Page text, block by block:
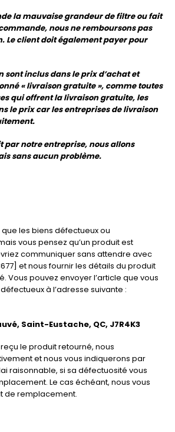
la mauvaise grandeur de filtre ou fait
nous ne remboursons pas
Le client doit également payer pour
sont inclus dans le prix d’achat et
« livraison gratuite », comme toutes
qui offrent la livraison gratuite, les
le prix car les entreprises de livraison
par notre entreprise, nous allons
sans aucun problème.
les biens défectueux ou
vous pensez qu’un produit est
communiquer sans attendre avec
et nous fournir les détails du produit
Vous pouvez envoyer l’article que vous
à l’adresse suivante :
Saint-Eustache, QC, J7R4K3
le produit retourné, nous
et nous vous indiquerons par
raisonnable, si sa défectuosité vous
Le cas échéant, nous vous
de remplacement.